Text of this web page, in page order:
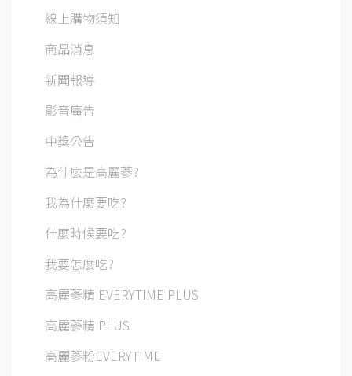
線上購物須知
商品消息
新聞報導
影音廣告
中獎公告
為什麼是高麗蔘?
我為什麼要吃?
什麼時候要吃?
我要怎麼吃?
高麗蔘精 EVERYTIME PLUS
高麗蔘精 PLUS
高麗蔘粉EVERYTIME